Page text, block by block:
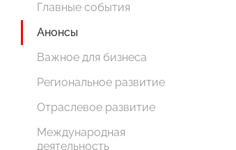
Главные события
Анонсы
Важное для бизнеса
Региональное развитие
Отраслевое развитие
Международная
деятельность